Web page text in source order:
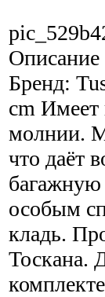
Описание
Бренд:
cm Имеет
молнии.
что даёт
багажную
особым
кладь.
Тоскана.